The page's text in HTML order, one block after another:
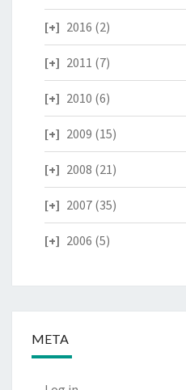
2016 (2)
2011 (7)
2010 (6)
2009 (15)
2008 (21)
2007 (35)
2006 (5)
META